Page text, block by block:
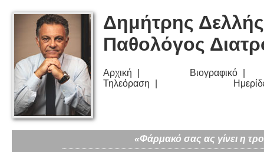
Δημήτρης
Παθολόγος
Αρχική
Βιογραφικό
Τηλεόραση
«Φάρμακό σας ας γίνει η